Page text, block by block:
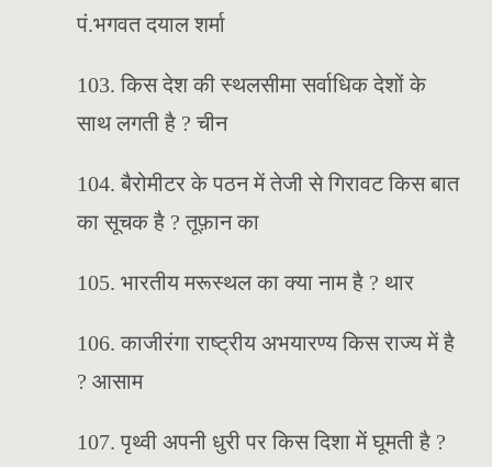
पं.भगवत दयाल शर्मा
103. किस देश की स्थलसीमा सर्वाधिक देशों के
साथ लगती है ? चीन
104. बैरोमीटर के पठन में तेजी से गिरावट किस बात
का सूचक है ? तूफ़ान का
105. भारतीय मरूस्थल का क्या नाम है ? थार
106. काजीरंगा राष्ट्रीय अभयारण्य किस राज्य में है
? आसाम
107. पृथ्वी अपनी धुरी पर किस दिशा में घूमती है ?